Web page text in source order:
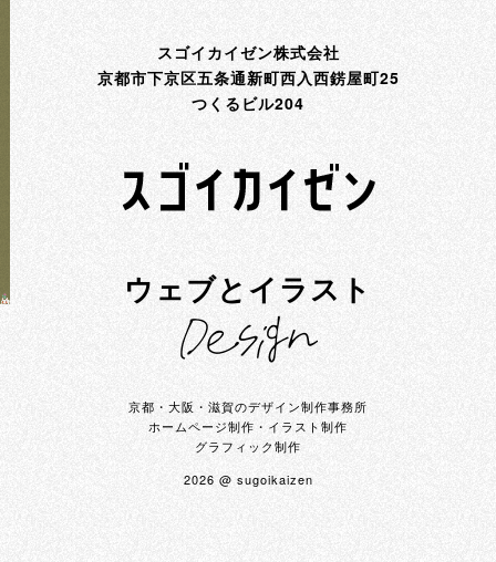
スゴイカイゼン株式会社
京都市下京区五条通新町西入西錺屋町25
つくるビル204
ウェブとイラスト
京都・大阪・滋賀のデザイン制作事務所
ホームページ制作・イラスト制作
グラフィック制作
2026 @ sugoikaizen